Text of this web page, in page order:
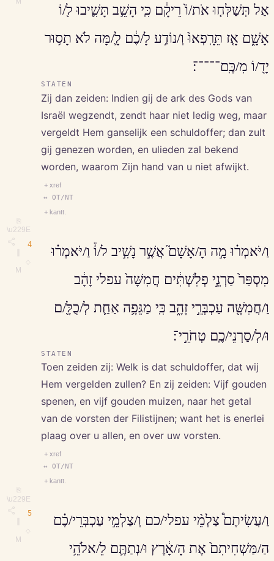
⎘
\u229E
M
אַל תְּשַׁלְּח֤וּ אֹת/וֹ֙ רֵיקָ֔ם כִּֽי הָשֵׁ֥ב תָּשִׁ֛יבוּ ל֖/וֹ
אָשָׁ֑ם אָ֤ז תֵּרָֽפְאוּ֙ וְ/נוֹדַ֣ע לָ/כֶ֔ם לָ֛/מָּה לֹא תָס֥וּר
יָד֖/וֹ מִ/כֶּֽם־־־־־׃
STATEN
Zij dan zeiden: Indien gij de ark des Gods van
Israël wegzendt, zendt haar niet ledig weg, maar
vergeldt Hem ganselijk een schuldoffer; dan zult
gij genezen worden, en ulieden zal bekend
worden, waarom Zijn hand van u niet afwijkt.
+ xref
↔ OT/NT
+ kantt.
4
⎘
\u229E
M
וַ/יֹּאמְר֗וּ מָ֣ה הָ/אָשָׁם֮ אֲשֶׁ֣ר נָשִׁ֣יב ל/וֹ֒ וַ/יֹּאמְר֗וּ
מִסְפַּר֙ סַרְנֵ֣י פְלִשְׁתִּ֔ים חֲמִשָּׁה֙ עפלי זָהָ֔ב
וַ/חֲמִשָּׁ֖ה עַכְבְּרֵ֣י זָהָ֑ב כִּֽי מַגֵּפָ֥ה אַחַ֛ת לְ/כֻלָּ֖/ם
וּ/לְ/סַרְנֵי/כֶֽם טְחֹרֵ֣י־׃
STATEN
Toen zeiden zij: Welk is dat schuldoffer, dat wij
Hem vergelden zullen? En zij zeiden: Vijf gouden
spenen, en vijf gouden muizen, naar het getal
van de vorsten der Filistijnen; want het is enerlei
plaag over u allen, en over uw vorsten.
+ xref
↔ OT/NT
+ kantt.
5
וַ/עֲשִׂיתֶם֩ צַלְמֵ֨י עפלי/כם וְ/צַלְמֵ֣י עַכְבְּרֵי/כֶ֗ם
הַ/מַּשְׁחִיתִם֙ אֶת הָ/אָ֔רֶץ וּ/נְתַתֶּ֛ם לֵ/אלֹהֵ֥י